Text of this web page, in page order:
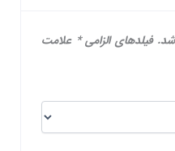
فیلدهای الزامی* علامت